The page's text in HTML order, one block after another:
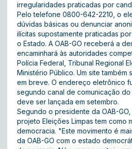
irregularidades praticadas por
Pelo telefone 0800-642-2210, o
dúvidas básicas ou denunciar
ilícitas supostamente praticadas
o Estado. A OAB-GO receberá a
encaminhará às autoridades
Polícia Federal, Tribunal Regional
Ministério Público. Um site também
em breve. O endereço eletrônico
segundo canal de comunicação do
deve ser lançada em setembro.
Segundo o presidente da OAB-
projeto Eleições Limpas tem como
democracia. "Este movimento é
da OAB-GO com o estado